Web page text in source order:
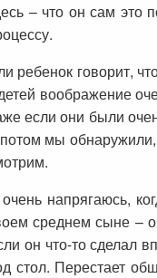
– что он сам это
ребенок говорит,
воображение
если они были
мы обнаружили,
напрягаюсь,
среднем сыне –
он что-то сделал
стол. Перестает